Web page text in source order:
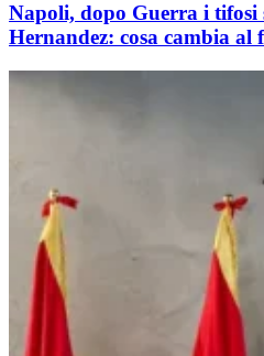
Napoli, dopo Guerra i tifosi
Hernandez: cosa cambia al